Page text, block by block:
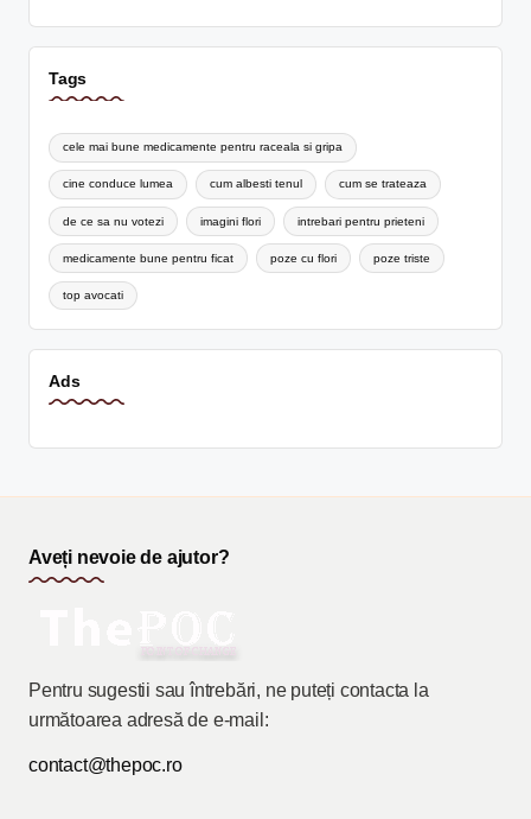
Tags
cele mai bune medicamente pentru raceala si gripa
cine conduce lumea cum albesti tenul cum se trateaza
de ce sa nu votezi imagini flori intrebari pentru prieteni
medicamente bune pentru ficat poze cu flori poze triste
top avocati
Ads
Aveți nevoie de ajutor?
Pentru sugestii sau întrebări, ne puteți contacta la
următoarea adresă de e-mail:
contact@thepoc.ro